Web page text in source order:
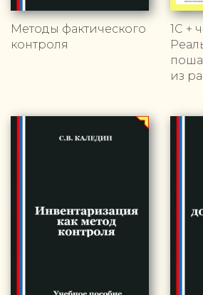
Методы фактического
контроля
1С +
из